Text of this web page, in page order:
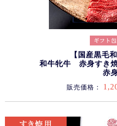
【国産黒毛
和牛牝牛 赤身すき
赤
販売価格：